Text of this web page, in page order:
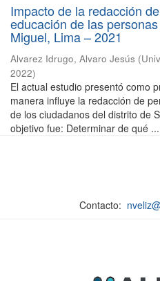
Impacto de la redacción
educación de las
Miguel, Lima – 2021
Alvarez Idrugo, Alvaro Jesús (
2022)
El actual estudio presentó como
manera influye la redacción de
de los ciudadanos del distrito de
objetivo fue: Determinar de qué ...
Contacto: